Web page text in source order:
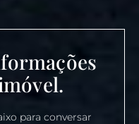
para conversar